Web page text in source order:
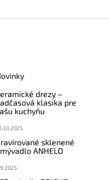
drezy –
klasika pre
kuchyňu
sklenené
ANHELO